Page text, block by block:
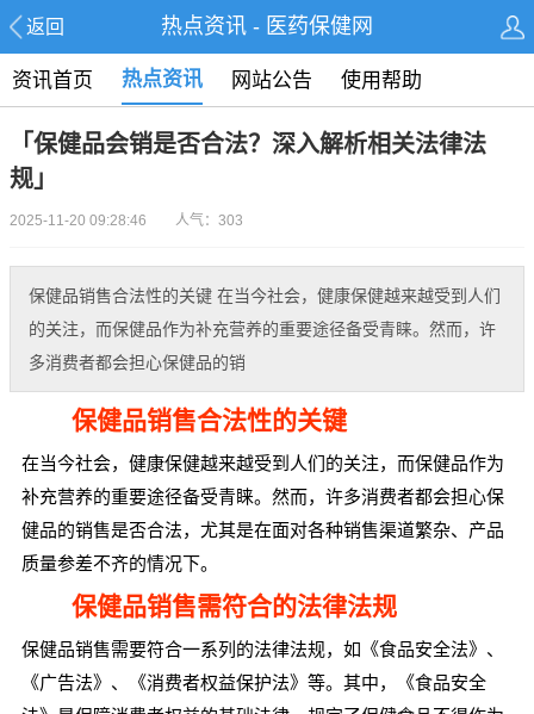
返回 热点资讯 - 医药保健网
资讯首页 热点资讯 网站公告 使用帮助
「保健品会销是否合法？深入解析相关法律法
规」
2025-11-20 09:28:46 人气：303
保健品销售合法性的关键 在当今社会，健康保健越来越受到人们
的关注，而保健品作为补充营养的重要途径备受青睐。然而，许
多消费者都会担心保健品的销
保健品销售合法性的关键
在当今社会，健康保健越来越受到人们的关注，而保健品作为
补充营养的重要途径备受青睐。然而，许多消费者都会担心保
健品的销售是否合法，尤其是在面对各种销售渠道繁杂、产品
质量参差不齐的情况下。
保健品销售需符合的法律法规
保健品销售需要符合一系列的法律法规，如《食品安全法》、
《广告法》、《消费者权益保护法》等。其中，《食品安全